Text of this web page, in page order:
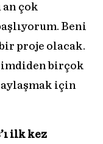
çok
Beni
proje olacak.
birçok
için
ilk kez